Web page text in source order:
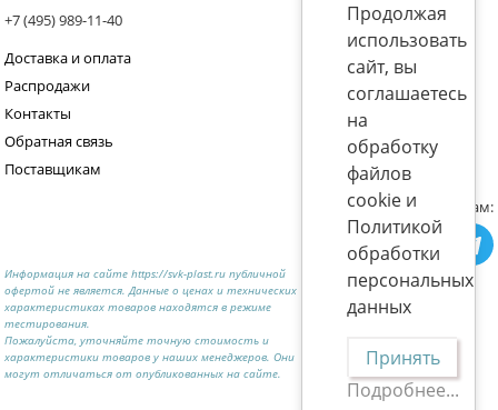
+7 (495) 989-11-40
Доставка и оплата
Распродажи
Контакты
Обратная связь
Поставщикам
Присоединяйтесь к нам:
Информация на сайте https://svk-plast.ru публичной
офертой не является. Данные о ценах и технических
характеристиках товаров находятся в режиме
тестирования.
Пожалуйста, уточняйте точную стоимость и
характеристики товаров у наших менеджеров. Они
могут отличаться от опубликованных на сайте.
Продолжая
использовать
сайт, вы
соглашаетесь
на
обработку
файлов
cookie и
Политикой
обработки
персональных
данных
Принять
Подробнее...